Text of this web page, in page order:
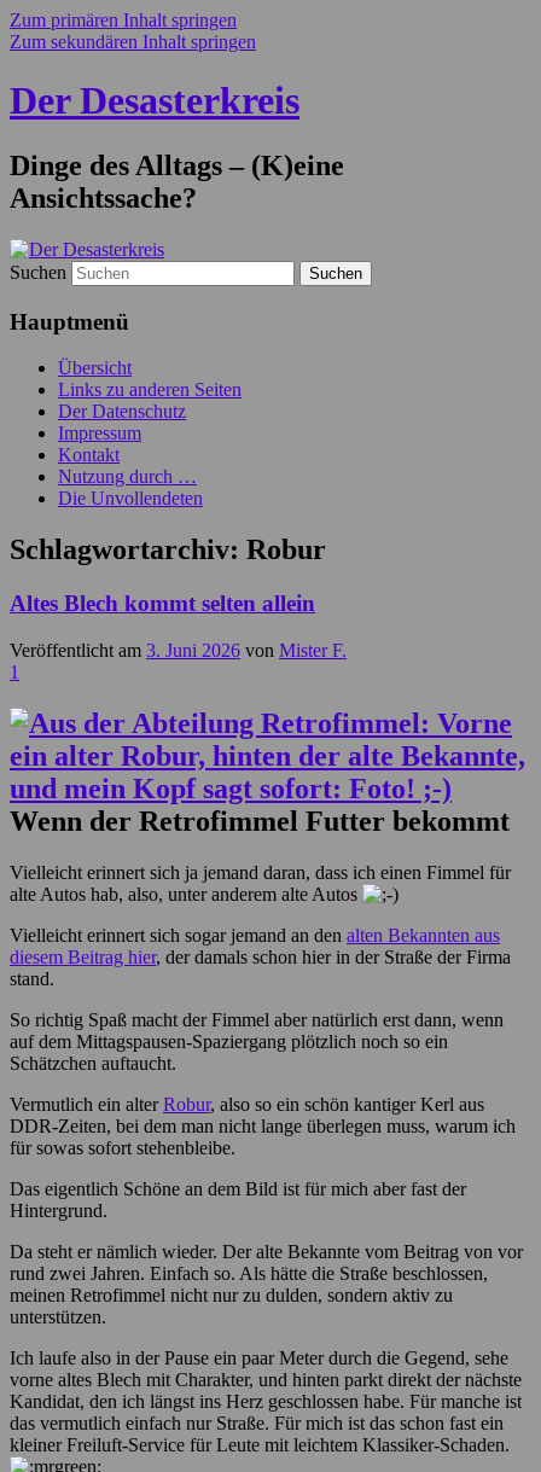
Zum primären Inhalt springen
Zum sekundären Inhalt springen
Der Desasterkreis
Dinge des Alltags – (K)eine
Ansichtssache?
Suchen
Hauptmenü
Übersicht
Links zu anderen Seiten
Der Datenschutz
Impressum
Kontakt
Nutzung durch …
Die Unvollendeten
Schlagwortarchiv: Robur
Altes Blech kommt selten allein
Veröffentlicht am 3. Juni 2026 von Mister F.
1
Wenn der Retrofimmel Futter bekommt
Vielleicht erinnert sich ja jemand daran, dass ich einen Fimmel für
alte Autos hab, also, unter anderem alte Autos
Vielleicht erinnert sich sogar jemand an den alten Bekannten aus
diesem Beitrag hier, der damals schon hier in der Straße der Firma
stand.
So richtig Spaß macht der Fimmel aber natürlich erst dann, wenn
auf dem Mittagspausen-Spaziergang plötzlich noch so ein
Schätzchen auftaucht.
Vermutlich ein alterRobur, also so ein schön kantiger Kerl aus
DDR-Zeiten, bei dem man nicht lange überlegen muss, warum ich
für sowas sofort stehenbleibe.
Das eigentlich Schöne an dem Bild ist für mich aber fast der
Hintergrund.
Da steht er nämlich wieder. Der alte Bekannte vom Beitrag von vor
rund zwei Jahren. Einfach so. Als hätte die Straße beschlossen,
meinen Retrofimmel nicht nur zu dulden, sondern aktiv zu
unterstützen.
Ich laufe also in der Pause ein paar Meter durch die Gegend, sehe
vorne altes Blech mit Charakter, und hinten parkt direkt der nächste
Kandidat, den ich längst ins Herz geschlossen habe. Für manche ist
das vermutlich einfach nur Straße. Für mich ist das schon fast ein
kleiner Freiluft-Service für Leute mit leichtem Klassiker-Schaden.